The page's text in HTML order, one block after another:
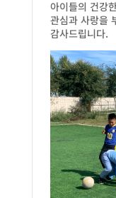
아이들의 건강
관심과 사랑을
감사드립니다.